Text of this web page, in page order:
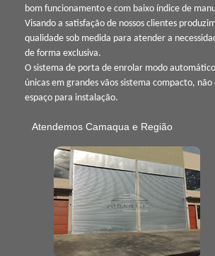
bom funcionamento e com baixo índice de
Visando a satisfação de nossos clientes
qualidade sob medida para atender a
de forma exclusiva.
O sistema de porta de enrolar modo
únicas em grandes vãos sistema compacto,
espaço para instalação.
Atendemos Camaqua e Região